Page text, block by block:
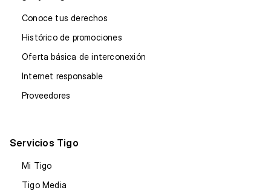
Conoce tus derechos
Histórico de promociones
Oferta básica de interconexión
Internet responsable
Proveedores
Servicios Tigo
Mi Tigo
Tigo Media